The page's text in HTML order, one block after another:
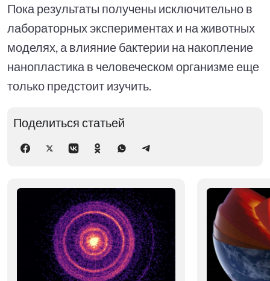
Пока результаты получены исключительно в
лабораторных экспериментах и на животных
моделях, а влияние бактерии на накопление
нанопластика в человеческом организме еще
только предстоит изучить.
Поделиться статьей